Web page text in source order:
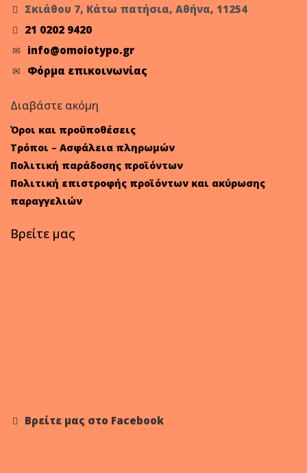
Σκιάθου 7, Κάτω πατήσια, Αθήνα, 11254
21 0202 9420
info@omoiotypo.gr
Φόρμα επικοινωνίας
Διαβάστε ακόμη
Όροι και προϋποθέσεις
Τρόποι – Ασφάλεια πληρωμών
Πολιτική παράδοσης προϊόντων
Πολιτική επιστροφής προϊόντων και ακύρωσης
παραγγελιών
Βρείτε μας
Βρείτε μας στο Facebook